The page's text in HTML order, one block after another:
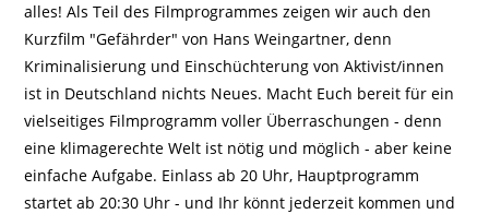
alles! Als Teil des Filmprogrammes zeigen wir auch den
Kurzfilm "Gefährder" von Hans Weingartner, denn
Kriminalisierung und Einschüchterung von Aktivist/innen
ist in Deutschland nichts Neues. Macht Euch bereit für ein
vielseitiges Filmprogramm voller Überraschungen - denn
eine klimagerechte Welt ist nötig und möglich - aber keine
einfache Aufgabe. Einlass ab 20 Uhr, Hauptprogramm
startet ab 20:30 Uhr - und Ihr könnt jederzeit kommen und